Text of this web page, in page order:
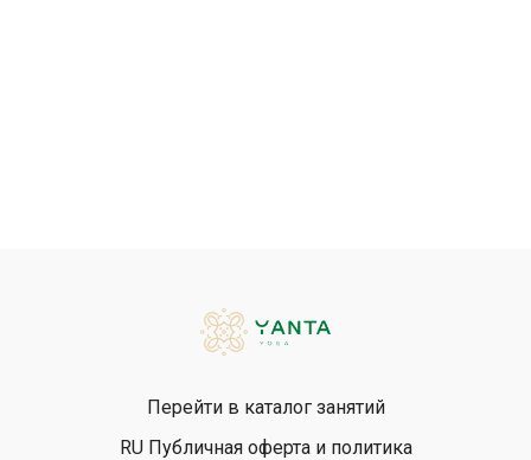
Перейти в каталог занятий
RU Публичная оферта и политика